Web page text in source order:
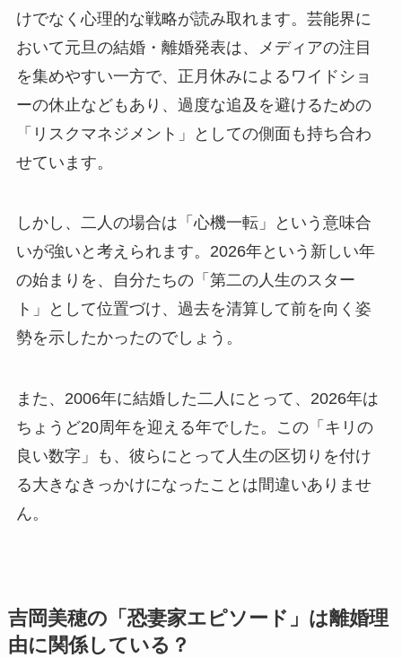
けでなく心理的な戦略が読み取れます。芸能界に
おいて元旦の結婚・離婚発表は、メディアの注目
を集めやすい一方で、正月休みによるワイドショ
ーの休止などもあり、過度な追及を避けるための
「リスクマネジメント」としての側面も持ち合わ
せています。
しかし、二人の場合は「心機一転」という意味合
いが強いと考えられます。2026年という新しい年
の始まりを、自分たちの「第二の人生のスター
ト」として位置づけ、過去を清算して前を向く姿
勢を示したかったのでしょう。
また、2006年に結婚した二人にとって、2026年は
ちょうど20周年を迎える年でした。この「キリの
良い数字」も、彼らにとって人生の区切りを付け
る大きなきっかけになったことは間違いありませ
ん。
吉岡美穂の「恐妻家エピソード」は離婚理
由に関係している？